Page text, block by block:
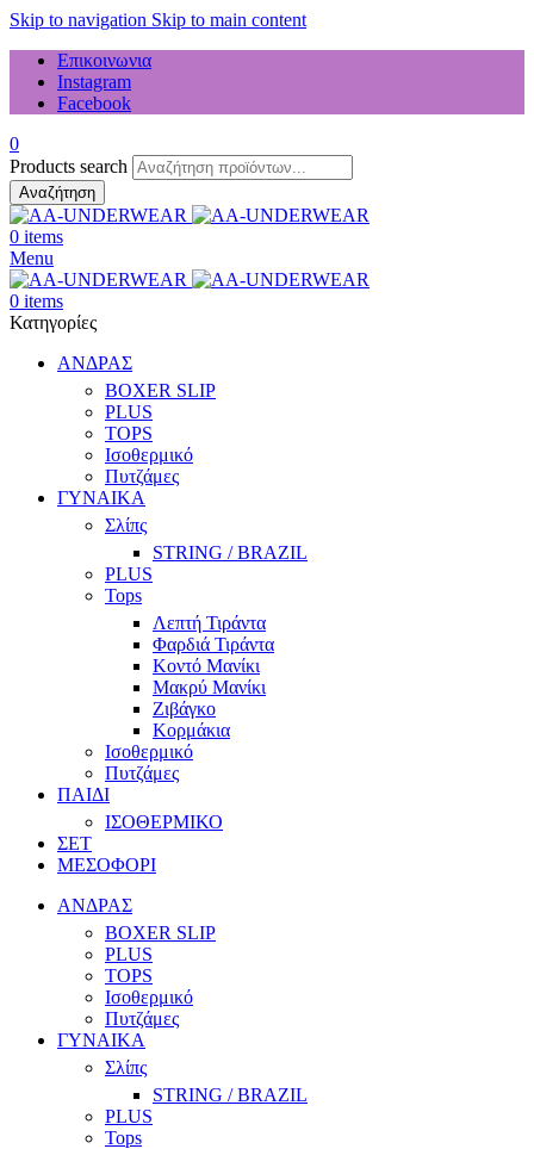
Skip to navigation Skip to main content
Επικοινωνια
Instagram
Facebook
0
Products search
Αναζήτηση
0 items
Menu
0 items
Κατηγορίες
ΑΝΔΡΑΣ
BOXER SLIP
PLUS
TOPS
Ισοθερμικό
Πυτζάμες
ΓΥΝΑΙΚΑ
Σλίπς
STRING / BRAZIL
PLUS
Tops
Λεπτή Τιράντα
Φαρδιά Τιράντα
Κοντό Μανίκι
Μακρύ Μανίκι
Ζιβάγκο
Κορμάκια
Ισοθερμικό
Πυτζάμες
ΠΑΙΔΙ
ΙΣΟΘΕΡΜΙΚΟ
ΣΕΤ
ΜΕΣΟΦΟΡΙ
ΑΝΔΡΑΣ
BOXER SLIP
PLUS
TOPS
Ισοθερμικό
Πυτζάμες
ΓΥΝΑΙΚΑ
Σλίπς
STRING / BRAZIL
PLUS
Tops